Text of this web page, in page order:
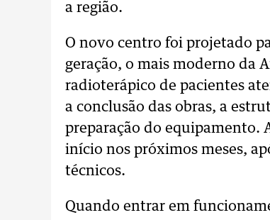
a região.
O novo centro foi projetado
geração, o mais moderno da
radioterápico de pacientes
a conclusão das obras, a
preparação do equipamento.
início nos próximos meses,
técnicos.
Quando entrar em